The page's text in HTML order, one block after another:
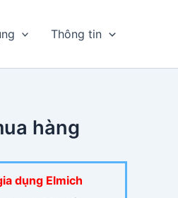
Thông tin
hàng
dụng Elmich